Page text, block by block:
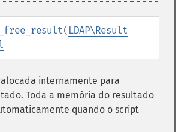
( LDAP\Result
internamente para
Toda a memória do resultado
quando o script